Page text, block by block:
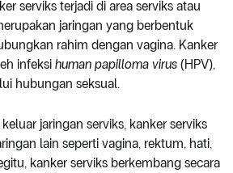
serviks terjadi di area serviks atau
jaringan yang berbentuk
rahim dengan vagina. Kanker
infeksi human papilloma virus (HPV),
hubungan seksual.
jaringan serviks, kanker serviks
lain seperti vagina, rektum, hati,
kanker serviks berkembang secara